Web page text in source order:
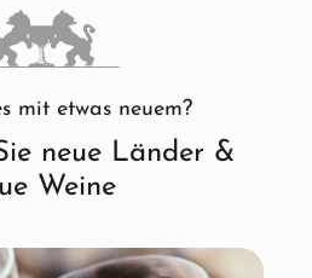
mit etwas neuem?
neue Länder &
Weine